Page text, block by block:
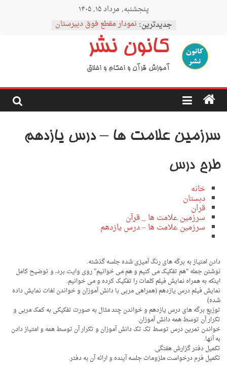
پنجشنبه, مرداد ۱۵, ۱۴۰۵
جدیدترین: نمودار مقطع فوق دبیرستان
اردوی نیمه رمضان
اردوی نیمه شعبان
اردوی غدیر
اردوی محرم
کانون نشر
آموزش قرآن و احکام و اخلاق
سرزمین علامت ها – درس یازدهم
طرح درس
خانه
دبستان
قران
سرزمین علامت ها _ قرآن
سرزمین علامت ها – درس یازدهم
دادن امتیاز به برگه های رنگ آمیزی شده جلسه گذشته.
نوشتن جمله “هم تفکیک می کنیم و هم می خوانیم” روی وایت برد، و توضیح کامل
اینکه به همراه نمایش فیلم کلمات را تفکیک کرده و می خوانیم.
نمایش فیلم درس یازدهم (همراهی مربی با دانش آموزان و خواندن لغات نمایش داده
شده)
توزیع برگه های درس یازدهم و خواندن چند مثال به صورت تفکیکی به کمک مربی و
تکرار آن توسط همه دانش آموزان.
خواندن تمرین درس توسط تک تک دانش آموزان و تکرار آن توسط همه و امتیاز دادن
به آنها.
تکمیل دفتر گزارش هفتگی.
تکمیل فرم درخواست ملزومات جلسه آینده و ارائه آن به دفتر.